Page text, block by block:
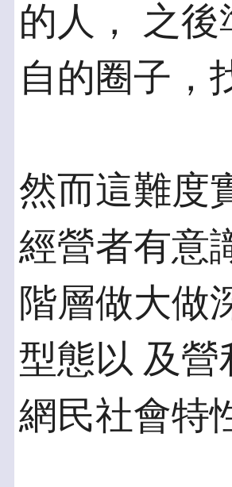
的人， 之
自的圈子，
然而這難度
經營者有意
階層做大做
型態以 及
網民社會特